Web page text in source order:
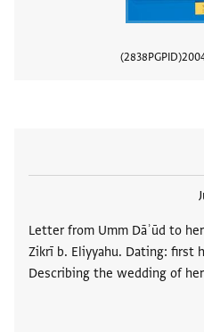
PGPID
2838
Letter from Umm Dāʾūd to
Zikrī b. Eliyyahu. Dating: first
Describing the wedding of